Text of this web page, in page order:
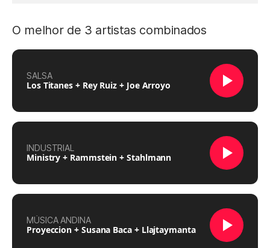
O melhor de 3 artistas combinados
SALSA
Los Titanes + Rey Ruiz + Joe Arroyo
INDUSTRIAL
Ministry + Rammstein + Stahlmann
MÚSICA ANDINA
Proyeccion + Susana Baca + Llajtaymanta